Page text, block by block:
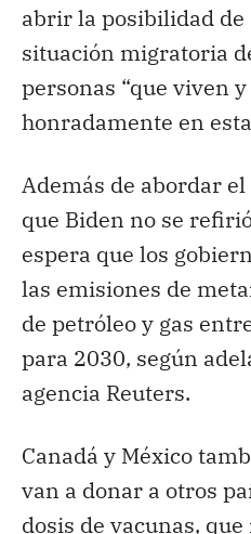
abrir la posibilidad
situación migratoria
personas “que viven
honradamente en
Además de abordar
que Biden no se
espera que los
las emisiones de
de petróleo y gas
para 2030, según
agencia Reuters.
Canadá y México
van a donar a otros
dosis de vacunas,